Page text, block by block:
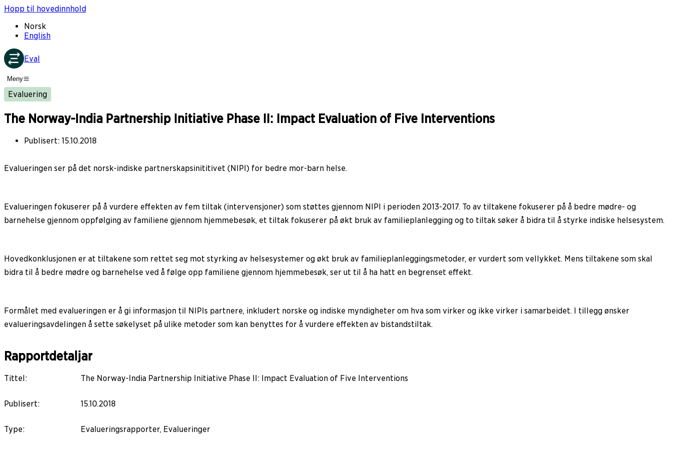
Hopp til hovedinnhold
Norsk
English
Eval
Meny
Evaluering
The Norway-India Partnership Initiative Phase II: Impact Evaluation of Five Interventions
Publisert: 15.10.2018
Evalueringen ser på det norsk-indiske partnerskapsinititivet (NIPI) for bedre mor-barn helse.
Evalueringen fokuserer på å vurdere effekten av fem tiltak (intervensjoner) som støttes gjennom NIPI i perioden 2013-2017. To av tiltakene fokuserer på å bedre mødre- og
barnehelse gjennom oppfølging av familiene gjennom hjemmebesøk, et tiltak fokuserer på økt bruk av familieplanlegging og to tiltak søker å bidra til å styrke indiske helsesystem.
Hovedkonklusjonen er at tiltakene som rettet seg mot styrking av helsesystemer og økt bruk av familieplanleggingsmetoder, er vurdert som vellykket. Mens tiltakene som skal
bidra til å bedre mødre og barnehelse ved å følge opp familiene gjennom hjemmebesøk, ser ut til å ha hatt en begrenset effekt.
Formålet med evalueringen er å gi informasjon til NIPIs partnere, inkludert norske og indiske myndigheter om hva som virker og ikke virker i samarbeidet. I tillegg ønsker
evalueringsavdelingen å sette søkelyset på ulike metoder som kan benyttes for å vurdere effekten av bistandstiltak.
Rapportdetaljar
Tittel: The Norway-India Partnership Initiative Phase II: Impact Evaluation of Five Interventions
Publisert: 15.10.2018
Type: Evalueringsrapporter, Evalueringer